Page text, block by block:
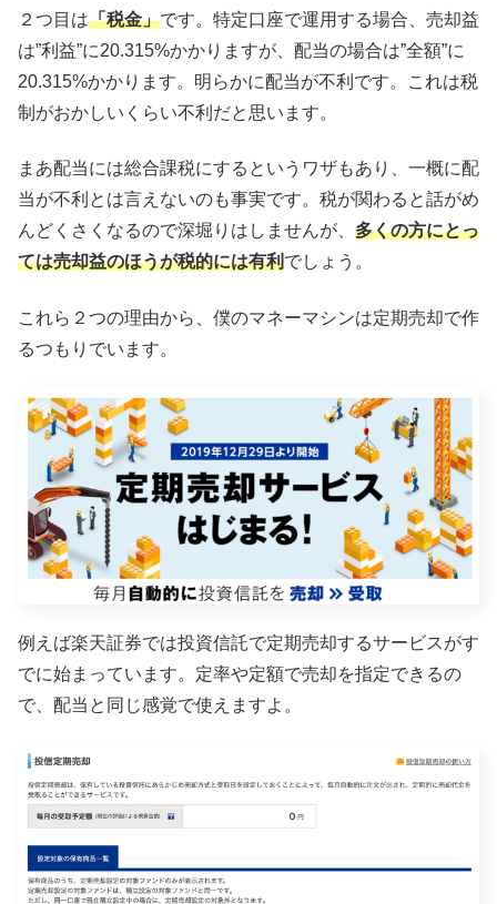
２つ目は「税金」です。特定口座で運用する場合、売却益
は”利益”に20.315%かかりますが、配当の場合は”全額”に
20.315%かかります。明らかに配当が不利です。これは税
制がおかしいくらい不利だと思います。
まあ配当には総合課税にするというワザもあり、一概に配
当が不利とは言えないのも事実です。税が関わると話がめ
んどくさくなるので深堀りはしませんが、 多くの方にとっ
ては売却益のほうが税的には有利でしょう。
これら２つの理由から、僕のマネーマシンは定期売却で作
るつもりでいます。
例えば楽天証券では投資信託で定期売却するサービスがす
でに始まっています。定率や定額で売却を指定できるの
で、配当と同じ感覚で使えますよ。